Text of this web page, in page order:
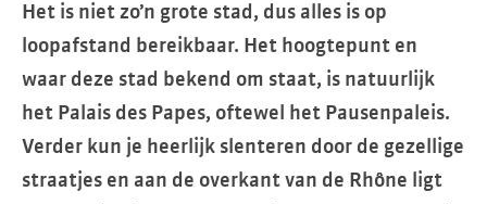
Het is niet zo’n grote stad, dus alles is op
loopafstand bereikbaar. Het hoogtepunt en
waar deze stad bekend om staat, is natuurlijk
het Palais des Papes, oftewel het Pausenpaleis.
Verder kun je heerlijk slenteren door de gezellige
straatjes en aan de overkant van de Rhône ligt